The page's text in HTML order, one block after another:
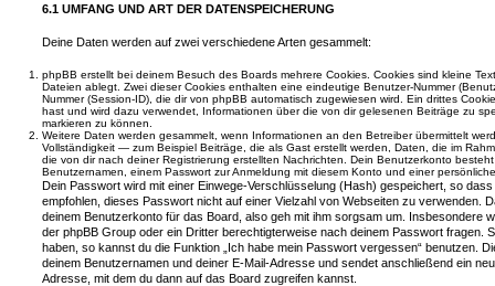
6.1 UMFANG UND ART DER DATENSPEICHERUNG
Deine Daten werden auf zwei verschiedene Arten gesammelt:
phpBB erstellt bei deinem Besuch des Boards mehrere Cookies. Cookies sind kleine
Dateien ablegt. Zwei dieser Cookies enthalten eine eindeutige Benutzer-Nummer
Nummer (Session-ID), die dir von phpBB automatisch zugewiesen wird. Ein drittes
hast und wird dazu verwendet, Informationen über die von dir gelesenen Beiträge zu
markieren zu können.
Weitere Daten werden gesammelt, wenn Informationen an den Betreiber übermittelt
Vollständigkeit — zum Beispiel Beiträge, die als Gast erstellt werden, Daten, die im
die von dir nach deiner Registrierung erstellten Nachrichten. Dein Benutzerkonto
Benutzernamen, einem Passwort zur Anmeldung mit diesem Konto und einer
Dein Passwort wird mit einer Einwege-Verschlüsselung (Hash) gespeichert, so
empfohlen, dieses Passwort nicht auf einer Vielzahl von Webseiten zu verwenden.
deinem Benutzerkonto für das Board, also geh mit ihm sorgsam um. Insbesondere
der phpBB Group oder ein Dritter berechtigterweise nach deinem Passwort fragen.
haben, so kannst du die Funktion „Ich habe mein Passwort vergessen“ benutzen.
deinem Benutzernamen und deiner E-Mail-Adresse und sendet anschließend ein
Adresse, mit dem du dann auf das Board zugreifen kannst.